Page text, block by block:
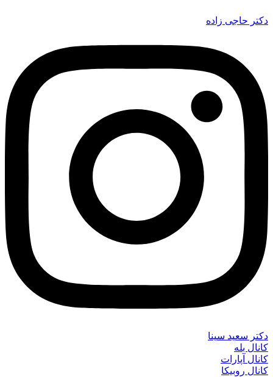
دکتر حاجی زاده
دکتر سعید سینا
کانال بله
کانال آپارات
کانال روبیکا